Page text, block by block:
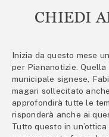
CHIEDI
Inizia da questo mese
per Piananotizie.
municipale signese,
magari sollecitato
approfondirà tutte le
risponderà anche ai
Tutto questo in